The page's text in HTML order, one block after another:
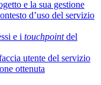
e la sua gestione
d’uso del servizio
e i touchpointdel
utente del servizio
ottenuta